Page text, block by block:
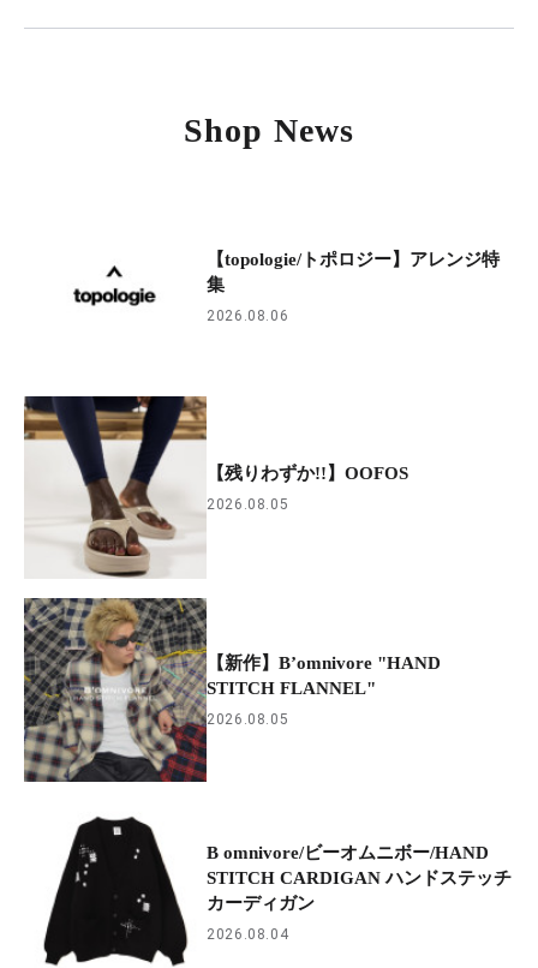
Shop News
【topologie/トポロジー】アレンジ特
集
2026.08.06
【残りわずか!!】OOFOS
2026.08.05
【新作】B’omnivore "HAND
STITCH FLANNEL"
2026.08.05
B omnivore/ビーオムニボー/HAND
STITCH CARDIGAN ハンドステッチ
カーディガン
2026.08.04